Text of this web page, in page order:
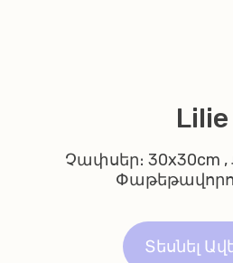
Lilie
Չափսեր։ 30x30cm
Տեսնել